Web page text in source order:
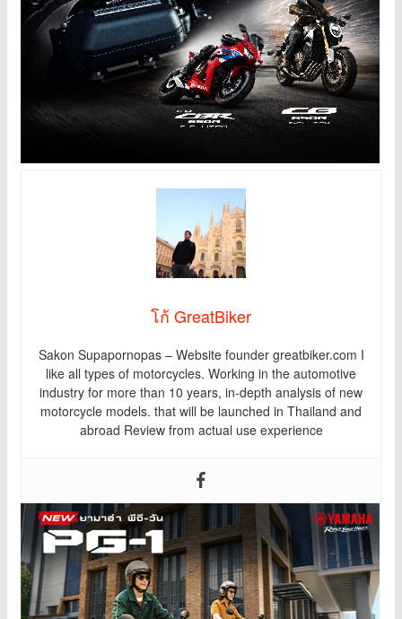
โก้ GreatBiker
Sakon Supapornopas – Website founder greatbiker.com I
like all types of motorcycles. Working in the automotive
industry for more than 10 years, in-depth analysis of new
motorcycle models. that will be launched in Thailand and
abroad Review from actual use experience